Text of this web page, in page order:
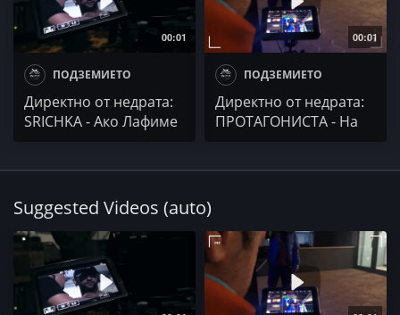
00:01
ПОДЗЕМИЕТО
Директно от недрата:
SRICHKA - Ако Лафиме
00:01
ПОДЗЕМИЕТО
Директно от недрата:
ПРОТАГОНИСТА - На
Suggested Videos (auto)